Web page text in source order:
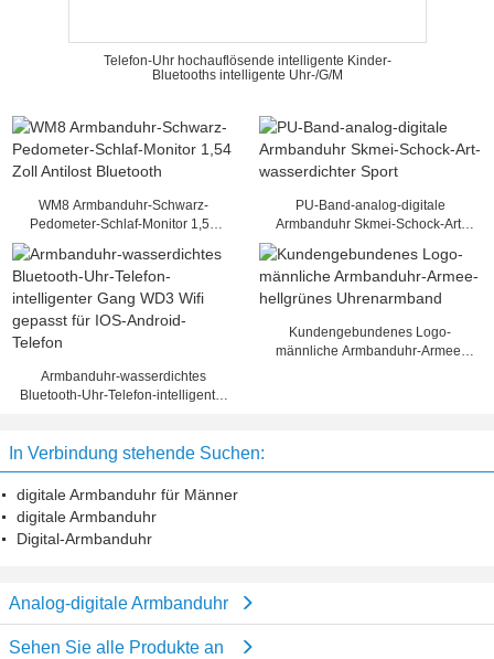
Telefon-Uhr hochauflösende intelligente Kinder-
Bluetooths intelligente Uhr-/G/M
WM8 Armbanduhr-Schwarz-
Pedometer-Schlaf-Monitor 1,54
PU-Band-analog-digitale
Armbanduhr Skmei-Schock-Art-
Armbanduhr-wasserdichtes
Bluetooth-Uhr-Telefon-intelligenter
Kundengebundenes Logo-
männliche Armbanduhr-Armee-
In Verbindung stehende Suchen:
digitale Armbanduhr für Männer
digitale Armbanduhr
Digital-Armbanduhr
Analog-digitale Armbanduhr
Sehen Sie alle Produkte an